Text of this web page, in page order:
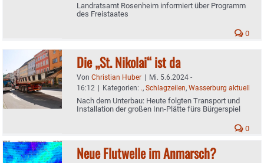
Landratsamt Rosenheim informiert über Programm
des Freistaates
0
Die „St. Nikolai“ ist da
Von Christian Huber | Mi. 5.6.2024 -
16:12 | Kategorien: ., Schlagzeilen, Wasserburg aktuell
Nach dem Unterbau: Heute folgten Transport und
Installation der großen Inn-Plätte fürs Bürgerspiel
0
Neue Flutwelle im Anmarsch?